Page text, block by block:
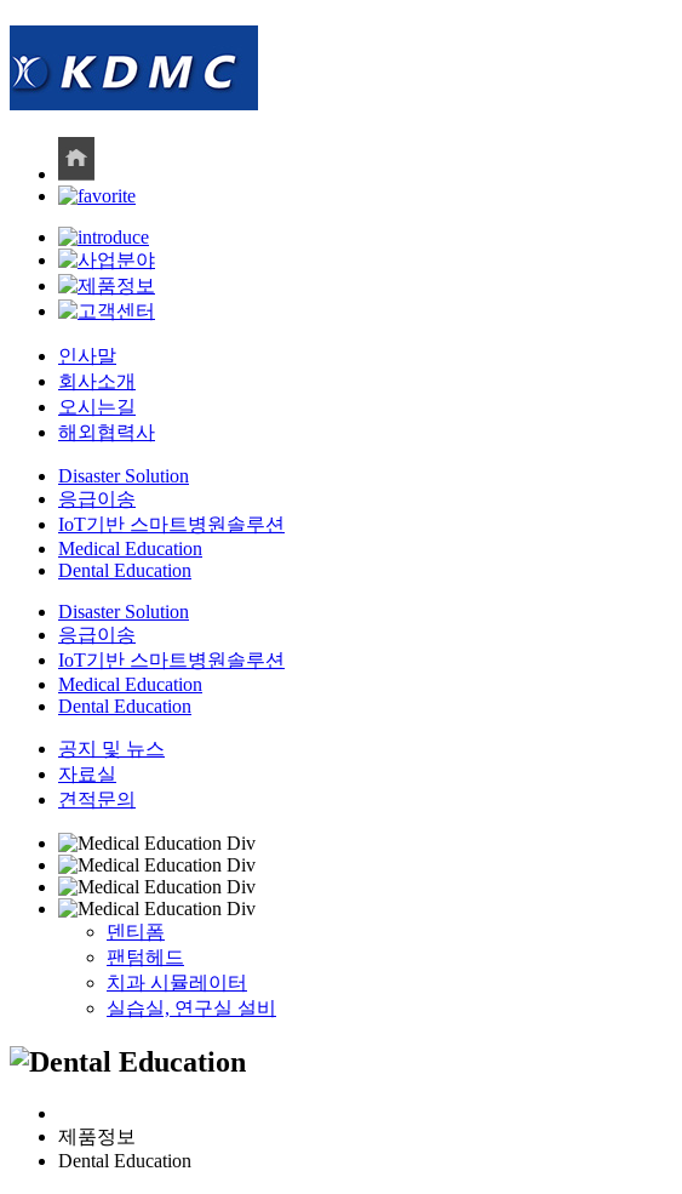
인사말
회사소개
오시는길
해외협력사
Disaster Solution
응급이송
IoT기반 스마트병원솔루션
Medical Education
Dental Education
Disaster Solution
응급이송
IoT기반 스마트병원솔루션
Medical Education
Dental Education
공지 및 뉴스
자료실
견적문의
덴티폼
팬텀헤드
치과 시뮬레이터
실습실, 연구실 설비
제품정보
Dental Education